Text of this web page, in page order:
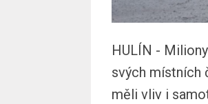
HULÍN -
svých místních
měli vliv i